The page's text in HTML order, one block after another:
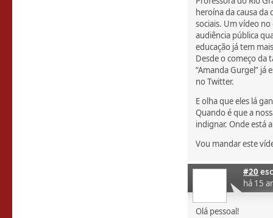
heroína da causa da
sociais. Um vídeo
audiência pública
educação já tem
Desde o começo da
“Amanda Gurgel” já
no Twitter.
E olha que eles lá
Quando é que a
indignar. Onde está
Vou mandar este
#20
há 15
Olá pessoal!